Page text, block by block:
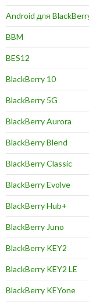
Android для
BBM
BES12
BlackBerry 10
BlackBerry 5G
BlackBerry Aurora
BlackBerry Blend
BlackBerry Classic
BlackBerry Evolve
BlackBerry Hub+
BlackBerry Juno
BlackBerry KEY2
BlackBerry KEY2 LE
BlackBerry KEYone